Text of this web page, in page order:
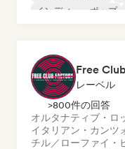
インディー・ポップ
Free
レーベル
>800件の回答
オルタナティブ・ロ
イタリアン・カンツ
チル／ローファイ・